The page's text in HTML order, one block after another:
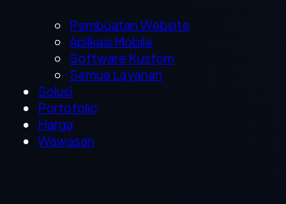
Pembuatan Website
Aplikasi Mobile
Software Kustom
Semua Layanan
Solusi
Portofolio
Harga
Wawasan